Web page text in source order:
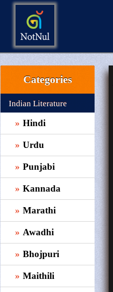
HOME
UPLOAD
WALLET
BLOG
ARRIVALS
CATEGORIES >
Categories
Indian Literature
Hindi
Urdu
Punjabi
Kannada
Marathi
Awadhi
Bhojpuri
Maithili